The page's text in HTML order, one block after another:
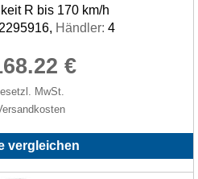
R bis 170 km/h
Händler: 4
€
MwSt.
vergleichen